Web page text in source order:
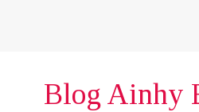
Blog Ainhy